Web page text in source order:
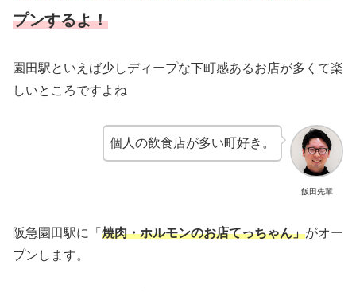
プンするよ！
園田駅といえば少しディープな下町感あるお店が多くて楽
しいところですよね
飯田先輩
個人の飲食店が多い町好き。
阪急園田駅に「 焼肉・ホルモンのお店てっちゃん」がオー
プンします。